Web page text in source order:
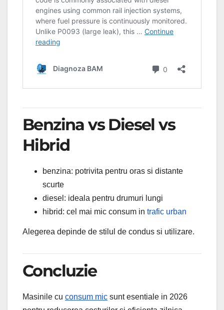
Benzina vs Diesel vs
Hibrid
benzina: potrivita pentru oras si distante
scurte
diesel: ideala pentru drumuri lungi
hibrid: cel mai mic consum in trafic urban
Alegerea depinde de stilul de condus si utilizare.
Concluzie
Masinile cu consum mic sunt esentiale in 2026